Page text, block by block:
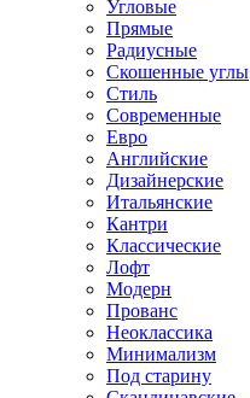
Угловые
Прямые
Радиусные
Скошенные углы
Стиль
Современные
Евро
Английские
Дизайнерские
Итальянские
Кантри
Классические
Лофт
Модерн
Прованс
Неоклассика
Минимализм
Под старину